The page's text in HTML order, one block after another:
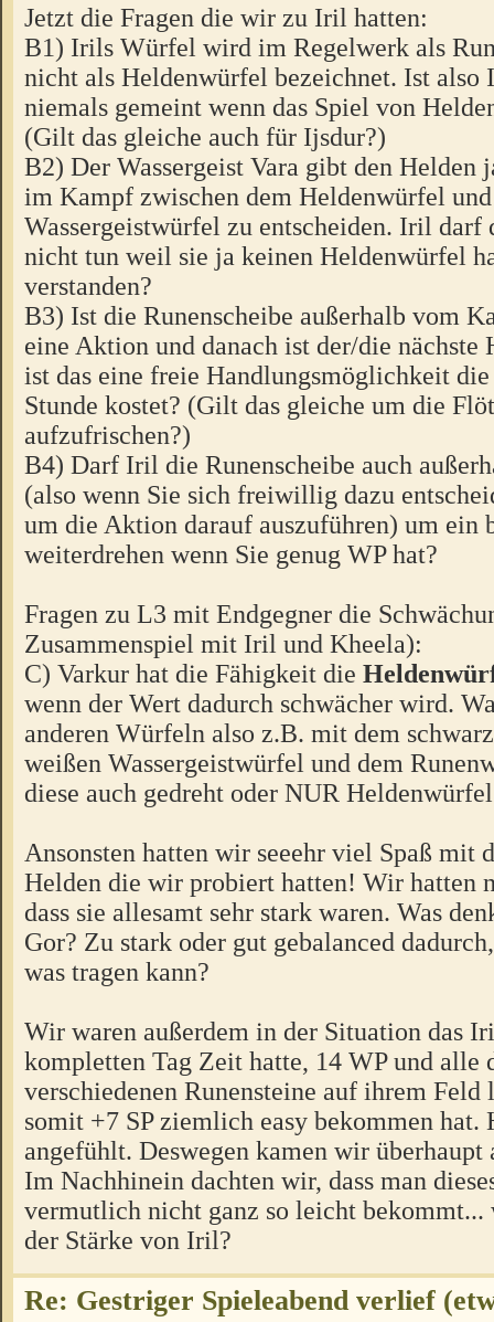
Jetzt die Fragen die wir zu Iril hatten:
B1) Irils Würfel wird im Regelwerk als
nicht als Heldenwürfel bezeichnet. Ist
niemals gemeint wenn das Spiel von
(Gilt das gleiche auch für Ijsdur?)
B2) Der Wassergeist Vara gibt den
im Kampf zwischen dem Heldenwürfel
Wassergeistwürfel zu entscheiden. Iril darf
nicht tun weil sie ja keinen Heldenwürfel
verstanden?
B3) Ist die Runenscheibe außerhalb vom
eine Aktion und danach ist der/die nächste
ist das eine freie Handlungsmöglichkeit
Stunde kostet? (Gilt das gleiche um die
aufzufrischen?)
B4) Darf Iril die Runenscheibe auch
(also wenn Sie sich freiwillig dazu
um die Aktion darauf auszuführen) um ein
weiterdrehen wenn Sie genug WP hat?
Fragen zu L3 mit Endgegner die
Zusammenspiel mit Iril und Kheela):
C) Varkur hat die Fähigkeit die
wenn der Wert dadurch schwächer wird.
anderen Würfeln also z.B. mit dem
weißen Wassergeistwürfel und dem
diese auch gedreht oder NUR
Ansonsten hatten wir seeehr viel Spaß mit
Helden die wir probiert hatten! Wir hatten
dass sie allesamt sehr stark waren. Was
Gor? Zu stark oder gut gebalanced
was tragen kann?
Wir waren außerdem in der Situation das
kompletten Tag Zeit hatte, 14 WP und alle
verschiedenen Runensteine auf ihrem Feld
somit +7 SP ziemlich easy bekommen hat.
angefühlt. Deswegen kamen wir überhaupt
Im Nachhinein dachten wir, dass man
vermutlich nicht ganz so leicht bekommt...
der Stärke von Iril?
Re: Gestriger Spieleabend verlief